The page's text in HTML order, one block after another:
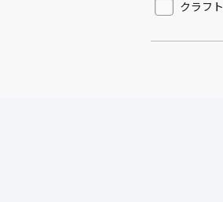
クラフト